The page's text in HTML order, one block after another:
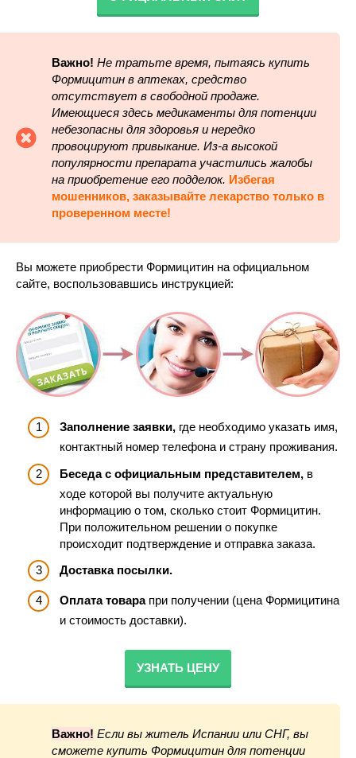
Важно! Не тратьте время, пытаясь купить
Формицитин в аптеках, средство
отсутствует в свободной продаже.
Имеющиеся здесь медикаменты для потенции
небезопасны для здоровья и нередко
провоцируют привыкание. Из-а высокой
популярности препарата участились жалобы
на приобретение его подделок. Избегая
мошенников, заказывайте лекарство только в
проверенном месте!
Вы можете приобрести Формицитин на официальном
сайте, воспользовавшись инструкцией:
Заполнение заявки, где необходимо указать имя,
контактный номер телефона и страну проживания.
Беседа с официальным представителем, в
ходе которой вы получите актуальную
информацию о том, сколько стоит Формицитин.
При положительном решении о покупке
происходит подтверждение и отправка заказа.
Доставка посылки.
Оплата товарапри получении (цена Формицитина
и стоимость доставки).
УЗНАТЬ ЦЕНУ
Важно! Если вы житель Испании или СНГ, вы
сможете купить Формицитин для потенции